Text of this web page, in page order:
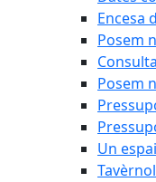
Encesa
Posem
Posem
Un